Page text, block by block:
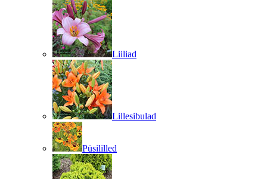
Liiliad
Lillesibulad
Püsililled